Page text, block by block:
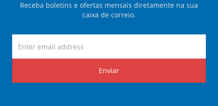
Receba boletins e ofertas mensais diretamente na sua
caixa de correio.
Enviar